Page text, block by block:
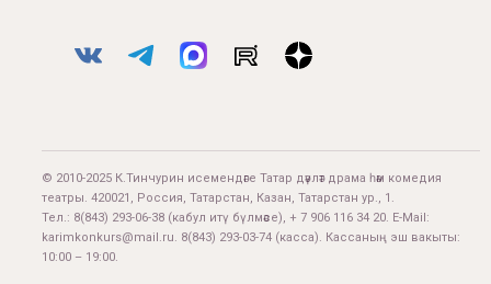
© 2010-2025 К.Тинчурин исемендәге Татар дәүләт драма һәм комедия
театры. 420021, Россия, Татарстан, Казан, Татарстан ур., 1.
Тел.: 8(843) 293-06-38 (кабул итү бүлмәсе), + 7 906 116 34 20. E-Mail:
karimkonkurs@mail.ru. 8(843) 293-03-74 (касса). Кассаның эш вакыты:
10:00 – 19:00.